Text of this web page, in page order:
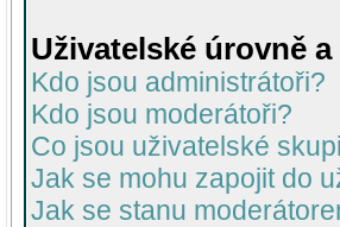
Uživatelské úrovně
Kdo jsou administrátoři?
Kdo jsou moderátoři?
Co jsou uživatelské
Jak se mohu zapojit do
Jak se stanu